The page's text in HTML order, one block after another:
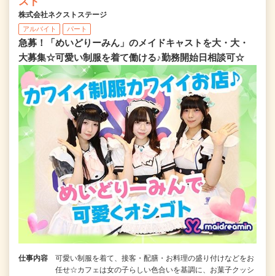
株式会社ネクストステージ
アルバイト パート
急募！「めいどりーみん」のメイドキャストを大・大・
大募集☆可愛い制服を着て働ける♪勤務開始日相談可☆
仕事内容
可愛い制服を着て、接客・配膳・お料理の盛り付けなどをお
任せ☆カフェは女の子らしい色合いを基調に、お菓子クッシ